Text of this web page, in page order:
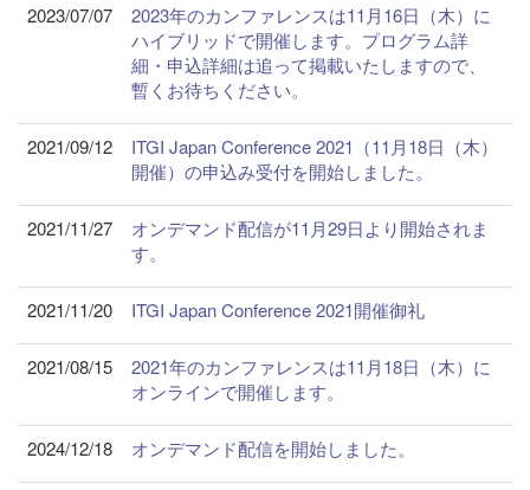
2023/07/07
2023年のカンファレンスは11月16日（木）に
ハイブリッドで開催します。プログラム詳
細・申込詳細は追って掲載いたしますので、
暫くお待ちください。
2021/09/12
ITGI Japan Conference 2021（11月18日（木）
開催）の申込み受付を開始しました。
2021/11/27
オンデマンド配信が11月29日より開始されま
す。
2021/11/20 ITGI Japan Conference 2021開催御礼
2021/08/15
2021年のカンファレンスは11月18日（木）に
オンラインで開催します。
2024/12/18 オンデマンド配信を開始しました。